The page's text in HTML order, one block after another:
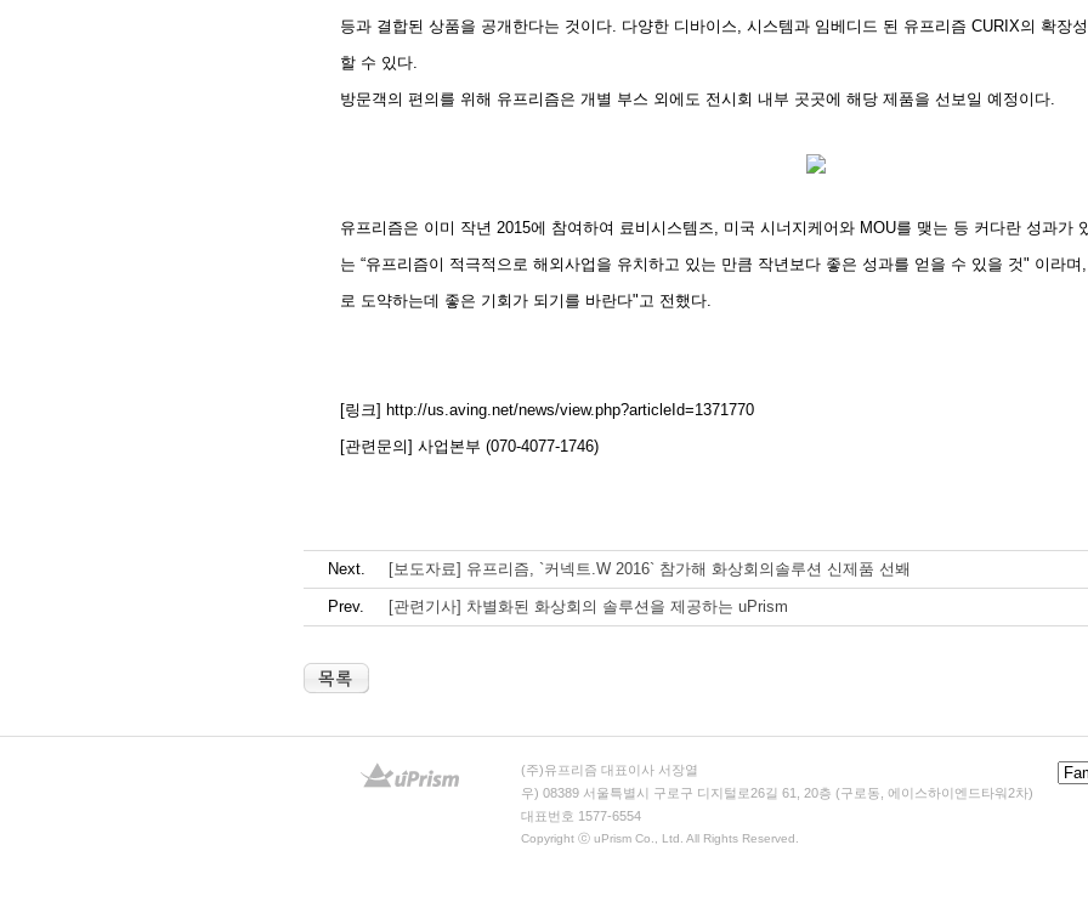
등과 결합된 상품을 공개한다는 것이다. 다양한 디바이스, 시스템과 임베디드 된 유프리즘 CURIX의 확장성
할 수 있다.
방문객의 편의를 위해 유프리즘은 개별 부스 외에도 전시회 내부 곳곳에 해당 제품을 선보일 예정이다.
유프리즘은 이미 작년 2015에 참여하여 료비시스템즈, 미국 시너지케어와 MOU를 맺는 등 커다란 성과가
는 “유프리즘이 적극적으로 해외사업을 유치하고 있는 만큼 작년보다 좋은 성과를 얻을 수 있을 것" 이라
로 도약하는데 좋은 기회가 되기를 바란다"고 전했다.
[링크] http://us.aving.net/news/view.php?articleId=1371770
[관련문의] 사업본부 (070-4077-1746)
Next. [보도자료] 유프리즘, `커넥트.W 2016` 참가해 화상회의솔루션 신제품 선봬
Prev. [관련기사] 차별화된 화상회의 솔루션을 제공하는 uPrism
(주)유프리즘 대표이사 서장열
우) 08389 서울특별시 구로구 디지털로26길 61, 20층 (구로동, 에이스하이엔드타워2차)
대표번호 1577-6554
Copyright ⓒ uPrism Co., Ltd. All Rights Reserved.